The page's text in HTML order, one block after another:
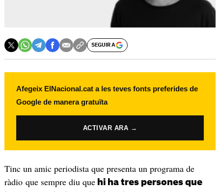
SEGUIR A
Afegeix ElNacional.cat a les teves fonts preferides de
Google de manera gratuïta
ACTIVAR ARA →
Tinc un amic periodista que presenta un programa de
ràdio que sempre diu quehi ha tres persones que